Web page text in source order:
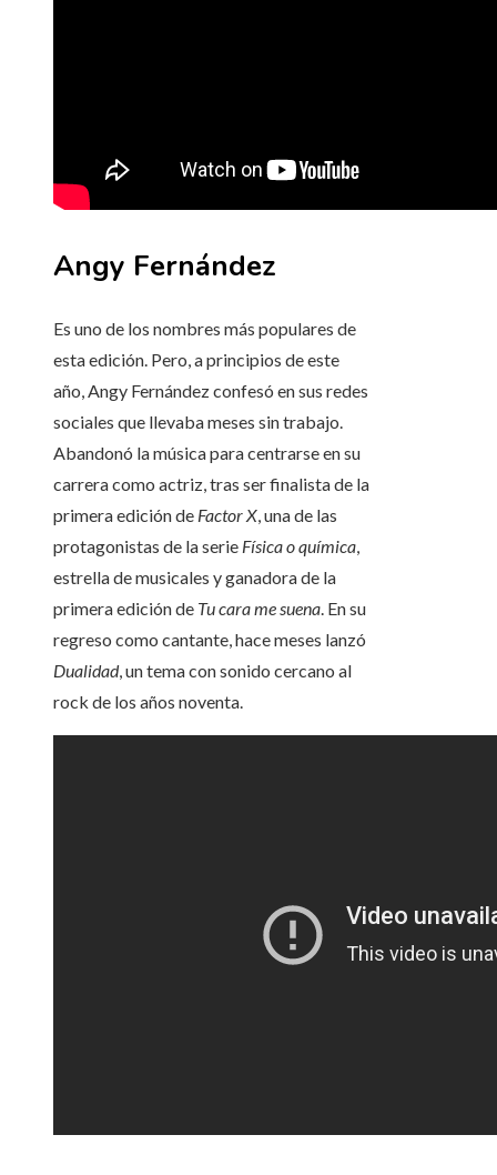
Angy Fernández
Es uno de los nombres más populares de
esta edición. Pero, a principios de este
año, Angy Fernández confesó en sus redes
sociales que llevaba meses sin trabajo.
Abandonó la música para centrarse en su
carrera como actriz, tras ser finalista de la
primera edición de Factor X, una de las
protagonistas de la serie Física o química,
estrella de musicales y ganadora de la
primera edición de Tu cara me suena. En su
regreso como cantante, hace meses lanzó
Dualidad, un tema con sonido cercano al
rock de los años noventa.